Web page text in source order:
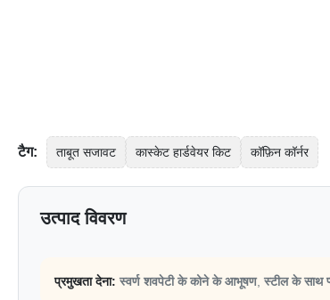
टैग: ताबूत सजावट कास्केट हार्डवेयर किट कॉफ़िन कॉर्नर
उत्पाद विवरण
प्रमुखता देना: स्वर्ण शवपेटी के कोने के आभूषण, स्टील के साथ